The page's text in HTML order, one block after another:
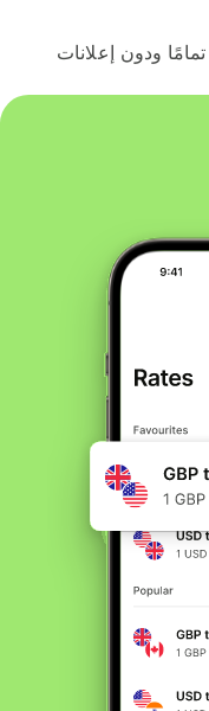
ودون إعلانات